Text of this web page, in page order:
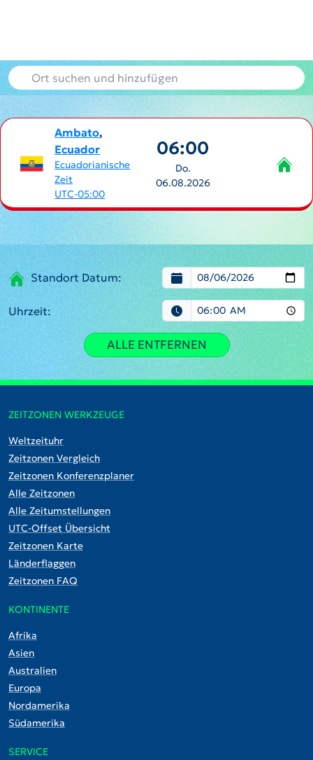
Ambato,
Ecuador
Ecuadorianische
Zeit
UTC-05:00
06:00
Do.
06.08.2026
Standort Datum:
Uhrzeit:
ALLE ENTFERNEN
ZEITZONEN WERKZEUGE
Weltzeituhr
Zeitzonen Vergleich
Zeitzonen Konferenzplaner
Alle Zeitzonen
Alle Zeitumstellungen
UTC-Offset Übersicht
Zeitzonen Karte
Länderflaggen
Zeitzonen FAQ
KONTINENTE
Afrika
Asien
Australien
Europa
Nordamerika
Südamerika
SERVICE